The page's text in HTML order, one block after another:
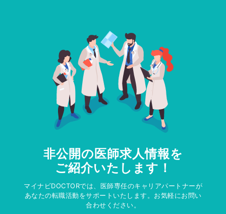
非公開の医師求人情報を
ご紹介いたします！
マイナビDOCTORでは、医師専任のキャリアパートナーが
あなたの転職活動をサポートいたします。お気軽にお問い
合わせください。